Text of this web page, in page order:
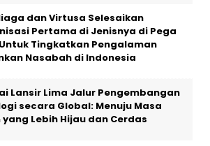
dan Virtusa Selesaikan
Pertama di Jenisnya di Pega
Tingkatkan Pengalaman
Nasabah di Indonesia
Lansir Lima Jalur Pengembangan
secara Global: Menuju Masa
yang Lebih Hijau dan Cerdas